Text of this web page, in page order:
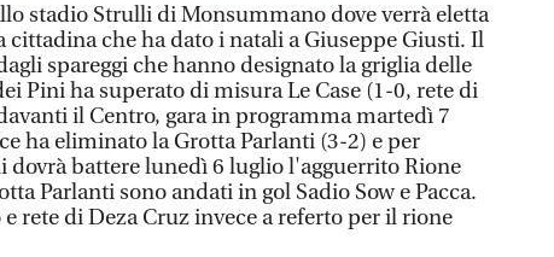
stadio Strulli di Monsummano dove verrà eletta
cittadina che ha dato i natali a Giuseppe Giusti. Il
spareggi che hanno designato la griglia delle
Pini ha superato di misura Le Case (1-0, rete di
il Centro, gara in programma martedì 7
ha eliminato la Grotta Parlanti (3-2) e per
dovrà battere lunedì 6 luglio l'agguerrito Rione
Parlanti sono andati in gol Sadio Sow e Pacca.
rete di Deza Cruz invece a referto per il rione